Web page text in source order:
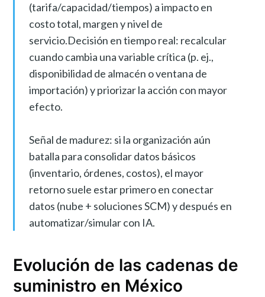
(tarifa/capacidad/tiempos) a impacto en
costo total, margen y nivel de
servicio.Decisión en tiempo real: recalcular
cuando cambia una variable crítica (p. ej.,
disponibilidad de almacén o ventana de
importación) y priorizar la acción con mayor
efecto.
Señal de madurez: si la organización aún
batalla para consolidar datos básicos
(inventario, órdenes, costos), el mayor
retorno suele estar primero en conectar
datos (nube + soluciones SCM) y después en
automatizar/simular con IA.
Evolución de las cadenas de
suministro en México